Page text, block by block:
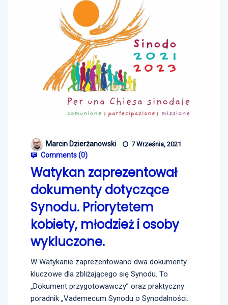
Marcin Dzierżanowski 7 Września, 2021
Comments (0)
Watykan zaprezentował
dokumenty dotyczące
Synodu. Priorytetem
kobiety, młodzież i osoby
wykluczone.
W Watykanie zaprezentowano dwa dokumenty
kluczowe dla zbliżającego się Synodu. To
„Dokument przygotowawczy” oraz praktyczny
poradnik „Vademecum Synodu o Synodalności.